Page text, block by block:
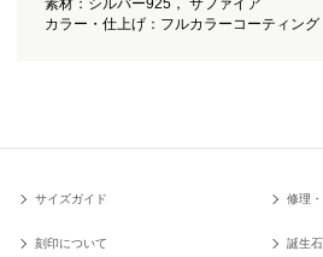
カラー・仕上げ：フルカラーコーティング
サイズガイド 修理
刻印について 誕生